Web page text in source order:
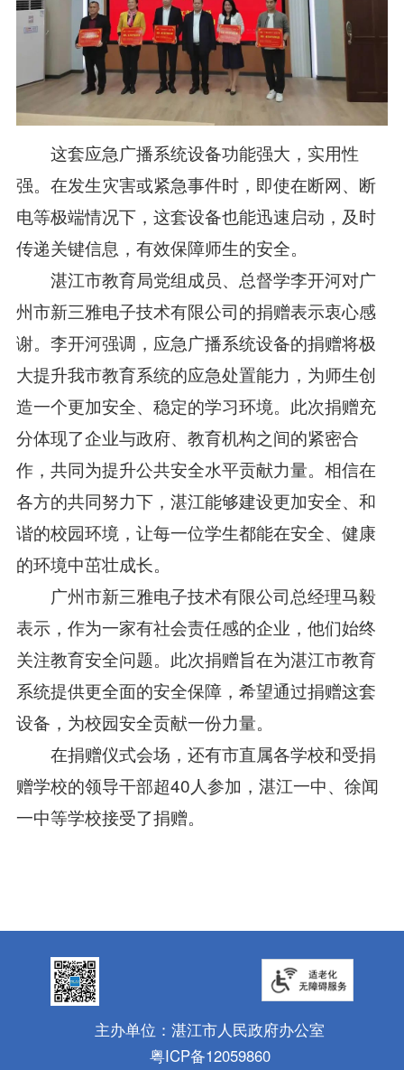
这套应急广播系统设备功能强大，实用性
强。在发生灾害或紧急事件时，即使在断网、断
电等极端情况下，这套设备也能迅速启动，及时
传递关键信息，有效保障师生的安全。
湛江市教育局党组成员、总督学李开河对广
州市新三雅电子技术有限公司的捐赠表示衷心感
谢。李开河强调，应急广播系统设备的捐赠将极
大提升我市教育系统的应急处置能力，为师生创
造一个更加安全、稳定的学习环境。此次捐赠充
分体现了企业与政府、教育机构之间的紧密合
作，共同为提升公共安全水平贡献力量。相信在
各方的共同努力下，湛江能够建设更加安全、和
谐的校园环境，让每一位学生都能在安全、健康
的环境中茁壮成长。
广州市新三雅电子技术有限公司总经理马毅
表示，作为一家有社会责任感的企业，他们始终
关注教育安全问题。此次捐赠旨在为湛江市教育
系统提供更全面的安全保障，希望通过捐赠这套
设备，为校园安全贡献一份力量。
在捐赠仪式会场，还有市直属各学校和受捐
赠学校的领导干部超40人参加，湛江一中、徐闻
一中等学校接受了捐赠。
主办单位：湛江市人民政府办公室
粤ICP备12059860